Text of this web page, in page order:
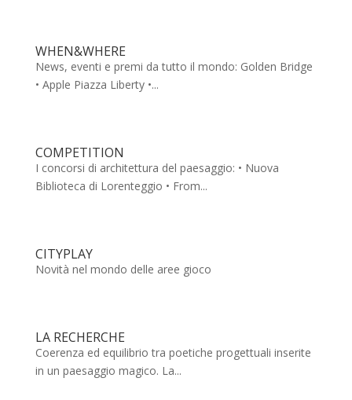
WHEN&WHERE
News, eventi e premi da tutto il mondo: Golden Bridge
• Apple Piazza Liberty •...
COMPETITION
I concorsi di architettura del paesaggio: • Nuova
Biblioteca di Lorenteggio • From...
CITYPLAY
Novità nel mondo delle aree gioco
LA RECHERCHE
Coerenza ed equilibrio tra poetiche progettuali inserite
in un paesaggio magico. La...